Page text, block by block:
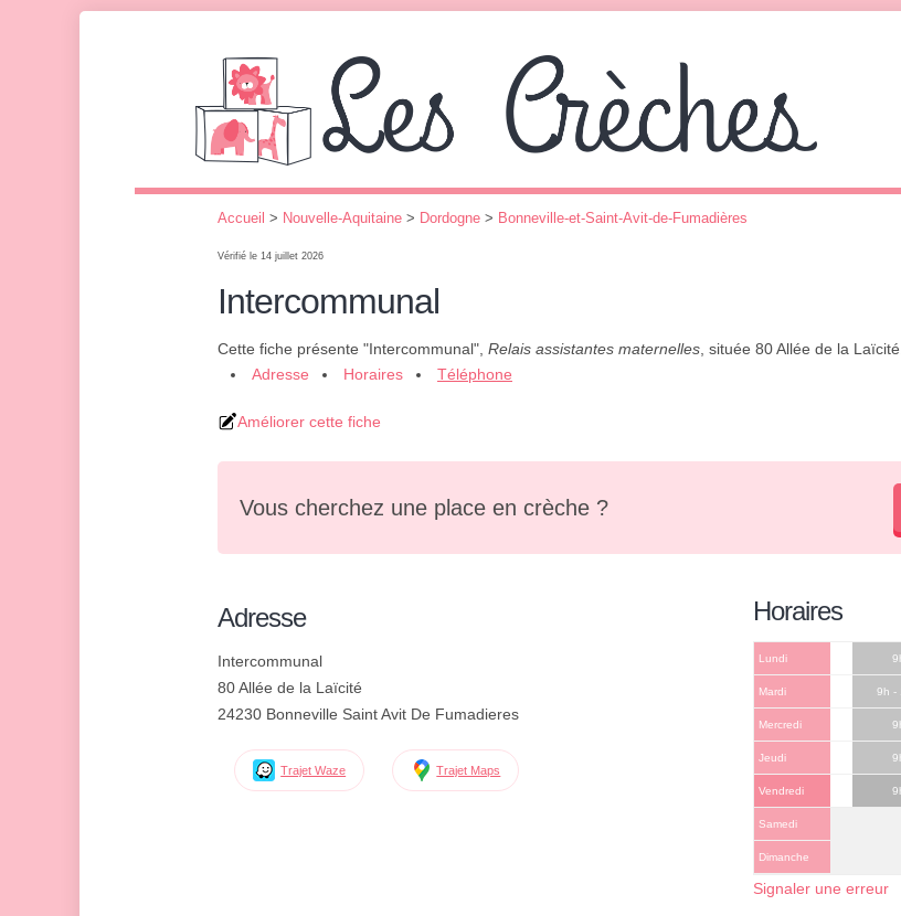
Accueil > Nouvelle-Aquitaine > Dordogne > Bonneville-et-Saint-Avit-de-Fumadières
Vérifié le 14 juillet 2026
Intercommunal
Cette fiche présente "Intercommunal", Relais assistantes maternelles , située 80 Allée de la Laïcité.
Adresse
Horaires Téléphone
Améliorer cette fiche
Vous cherchez une place en crèche ?
Adresse
Intercommunal
80 Allée de la Laïcité
24230 Bonneville Saint Avit De Fumadieres
Trajet Waze Trajet Maps
Horaires
Lundi
Mardi 9h -
Mercredi
Jeudi
Vendredi
Samedi
Dimanche
Signaler une erreur